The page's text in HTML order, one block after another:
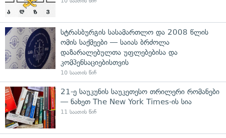
სტრასბურგის სასამართლო და 2008 წლის
ომის საქმეები — საიას ბრძოლა
დაზარალებულთა უფლებებისა და
კომპენსაციებისთვის
10 საათის წინ
21-ე საუკუნის საუკეთესო თრილერი რომანები
— ნახეთ The New York Times-ის სია
11 საათის წინ